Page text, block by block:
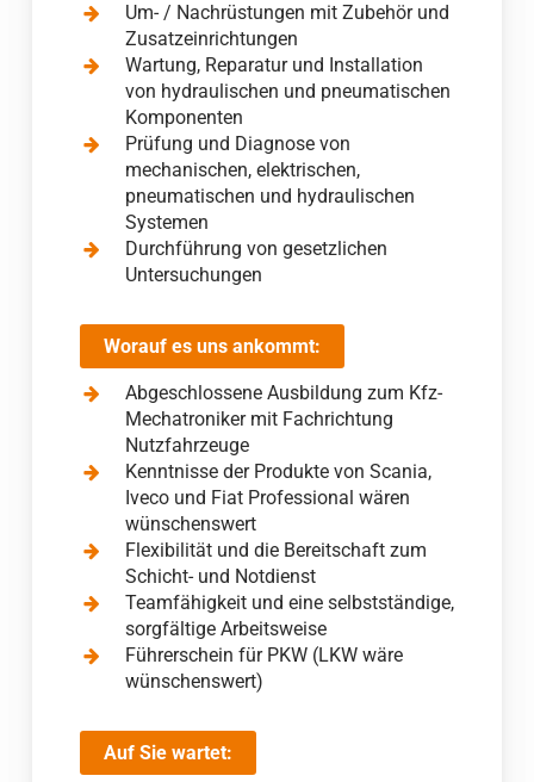
Um- / Nachrüstungen mit Zubehör und
Zusatzeinrichtungen
Wartung, Reparatur und Installation
von hydraulischen und pneumatischen
Komponenten
Prüfung und Diagnose von
mechanischen, elektrischen,
pneumatischen und hydraulischen
Systemen
Durchführung von gesetzlichen
Untersuchungen
Worauf es uns ankommt:
Abgeschlossene Ausbildung zum Kfz-
Mechatroniker mit Fachrichtung
Nutzfahrzeuge
Kenntnisse der Produkte von Scania,
Iveco und Fiat Professional wären
wünschenswert
Flexibilität und die Bereitschaft zum
Schicht- und Notdienst
Teamfähigkeit und eine selbstständige,
sorgfältige Arbeitsweise
Führerschein für PKW (LKW wäre
wünschenswert)
Auf Sie wartet: